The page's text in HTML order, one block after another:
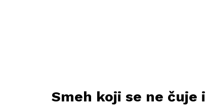
Smeh koji se ne čuje